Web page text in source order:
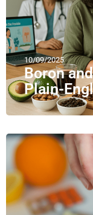
10/09/2025
Boron
Plain-